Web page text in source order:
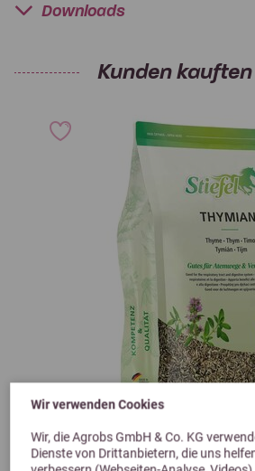
Wir verwenden Cookies
Wir, die Agrobs GmbH & Co. KG
Dienste von Drittanbietern, die uns
Downloads
Kunden
4,8 (5
Previous